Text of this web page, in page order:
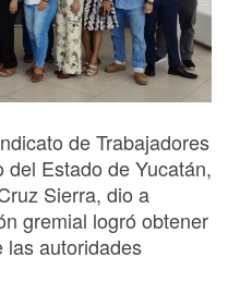
de Trabajadores
Estado de Yucatán,
Sierra, dio a
gremial logró obtener
las autoridades